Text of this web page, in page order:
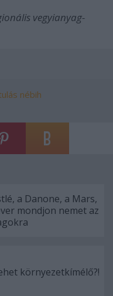
vegyianyag-
nébih
a Danone, a Mars,
mondjon nemet az
környezetkímélő?!